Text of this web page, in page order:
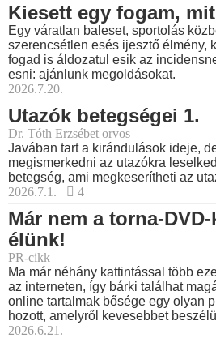
Kiesett egy fogam,
Egy váratlan baleset, sportolás
szerencsétlen esés ijesztő élmény,
fogad is áldozatul esik az
esni: ajánlunk megoldásokat.
2026.7.20.
Utazók betegségei 1.
Dr. Tóth Erzsébet orvos
Javában tart a kirándulások ideje,
megismerkedni az utazókra
betegség, ami megkeserítheti az
2026.7.1.
4
Már nem a torna-
élünk!
PR-cikk
Ma már néhány kattintással több
az interneten, így bárki találhat
online tartalmak bősége egy olyan
hozott, amelyről kevesebbet
2026.6.21.